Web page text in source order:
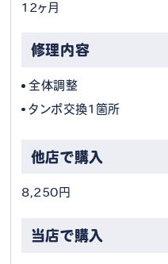
12ヶ月
全体調整
タンポ交換1箇所
8,250円